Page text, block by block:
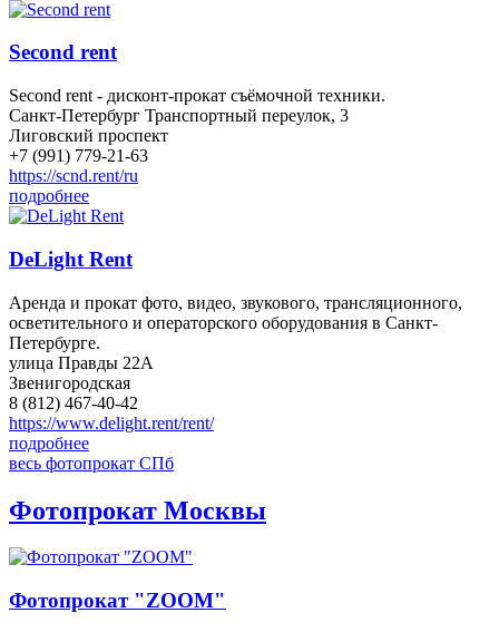
Second rent
Second rent - дисконт-прокат съёмочной техники.
Санкт-Петербург Транспортный переулок, 3
Лиговский проспект
+7 (991) 779-21-63
https://scnd.rent/ru
подробнее
DeLight Rent
Аренда и прокат фото, видео, звукового, трансляционного,
осветительного и операторского оборудования в Санкт-
Петербурге.
улица Правды 22А
Звенигородская
8 (812) 467-40-42
https://www.delight.rent/rent/
подробнее
весь фотопрокат СПб
Фотопрокат Москвы
Фотопрокат "ZOOM"